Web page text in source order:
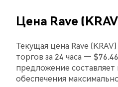
Цена Rave
Текущая цена Rave
торгов за 24 часа —
предложение
обеспечения